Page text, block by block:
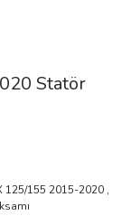
Statör
125/155 2015-2020 ,